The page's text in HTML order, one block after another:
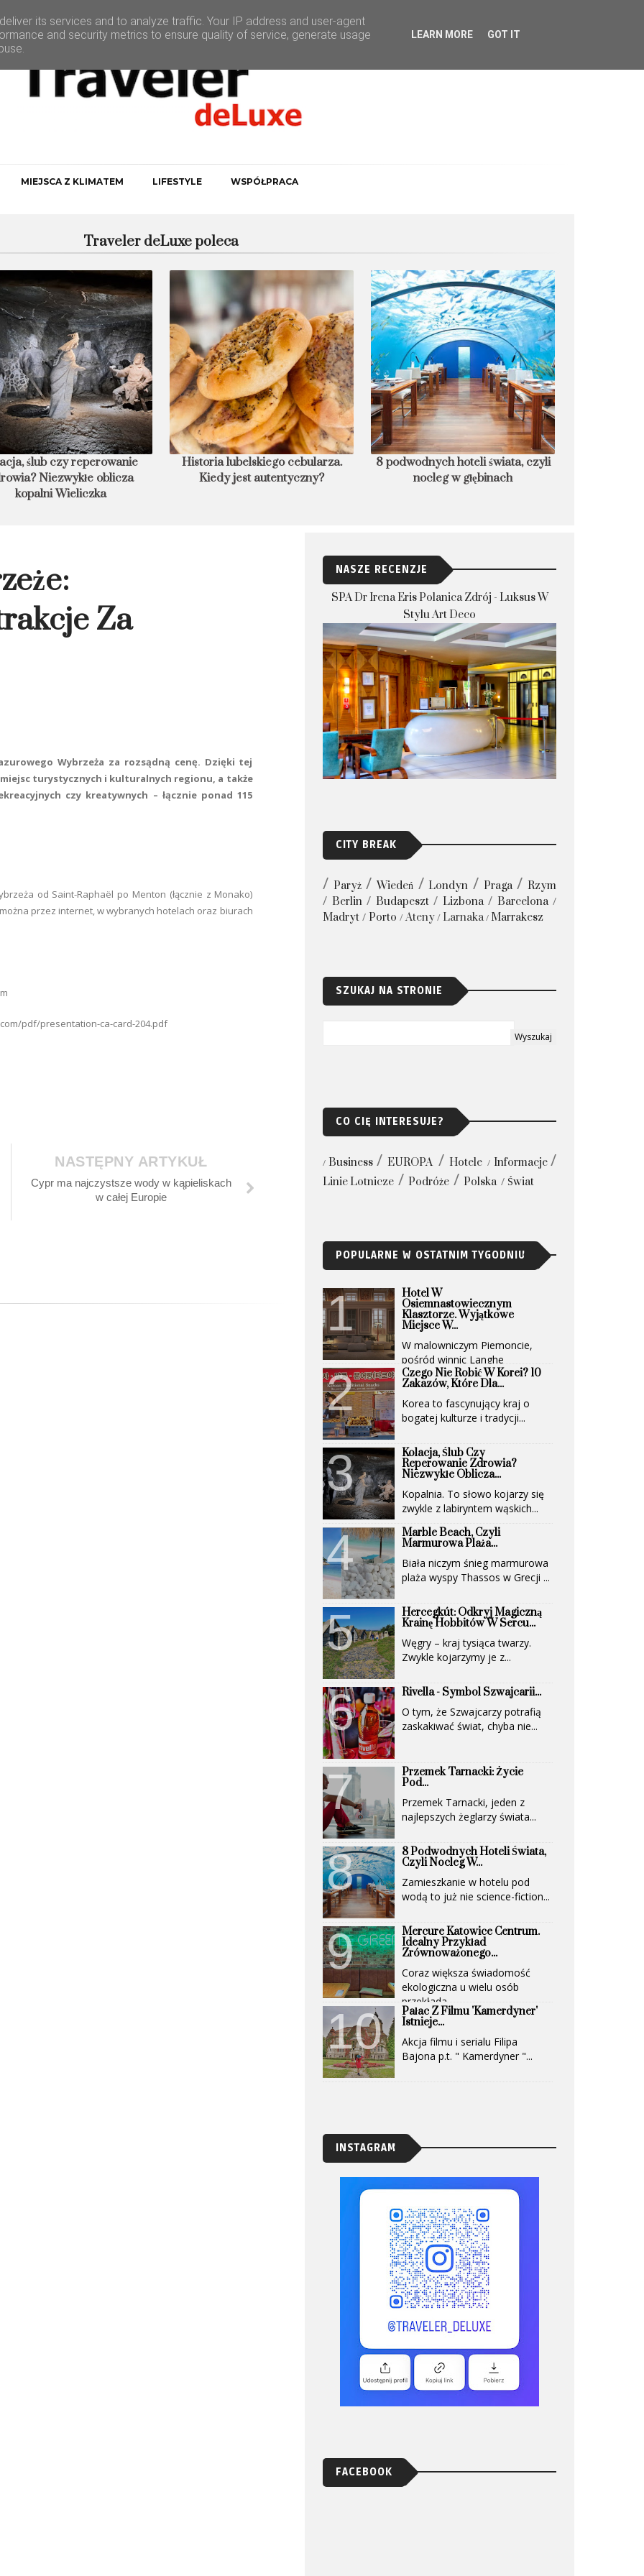
MIEJSCA Z KLIMATEM LIFESTYLE WSPÓŁPRACA
Traveler deLuxe poleca
lubelskiego cebularza.
Kiedy jest autentyczny?
8 podwodnych hoteli świata, czyli
nocleg w głębinach
Czego nie robić w Korei? 10
zakazów, które dla bezpieczeństwa
Za
Wybrzeża za rozsądną cenę. Dzięki tej
turystycznych i kulturalnych regionu, a także
czy kreatywnych – łącznie ponad 115
od Saint-Raphaël po Menton (łącznie z Monako)
przez internet, w wybranych hotelach oraz biurach
pdf/presentation-ca-card-204.pdf
NASTĘPNY ARTYKUŁ
Cypr ma najczystsze wody w kąpieliskach
w całej Europie
NASZE RECENZJE
SPA Dr Irena Eris Polanica Zdrój - Luksus W
Stylu Art Deco
CITY BREAK
Paryż Wiedeń Londyn Praga
Rzym
Berlin
Budapeszt Lizbona
Barcelona
Madryt
Porto Ateny Larnaka Marrakesz
SZUKAJ NA STRONIE
CO CIĘ INTERESUJE?
Business EUROPA Hotele
Informacje
Linie Lotnicze
Podróże Polska Świat
POPULARNE W OSTATNIM TYGODNIU
Hotel W
Osiemnastowiecznym
Klasztorze. Wyjątkowe
Miejsce W...
W malowniczym Piemoncie,
pośród winnic Langhe
(UNESCO)...
Czego Nie Robić W Korei? 10
Zakazów, Które Dla...
Korea to fascynujący kraj o
bogatej kulturze i tradycji...
Kolacja, Ślub Czy
Reperowanie Zdrowia?
Niezwykłe Oblicza...
Kopalnia. To słowo kojarzy się
zwykle z labiryntem wąskich...
Marble Beach, Czyli
Marmurowa Plaża...
Biała niczym śnieg marmurowa
plaża wyspy Thassos w Grecji ...
Hercegkút: Odkryj Magiczną
Krainę Hobbitów W Sercu...
Węgry – kraj tysiąca twarzy.
Zwykle kojarzymy je z...
Rivella - Symbol Szwajcarii...
O tym, że Szwajcarzy potrafią
zaskakiwać świat, chyba nie...
Przemek Tarnacki: Życie
Pod...
Przemek Tarnacki, jeden z
najlepszych żeglarzy świata...
8 Podwodnych Hoteli Świata,
Czyli Nocleg W...
Zamieszkanie w hotelu pod
wodą to już nie science-fiction...
Mercure Katowice Centrum.
Idealny Przykład
Zrównoważonego...
Coraz większa świadomość
ekologiczna u wielu osób
przekłada...
Pałac Z Filmu 'Kamerdyner'
Istnieje...
Akcja filmu i serialu Filipa
Bajona p.t. " Kamerdyner "...
INSTAGRAM
FACEBOOK
its services and to analyze traffic. Your IP address and user-agent
and security metrics to ensure quality of service, generate usage
LEARN MORE GOT IT